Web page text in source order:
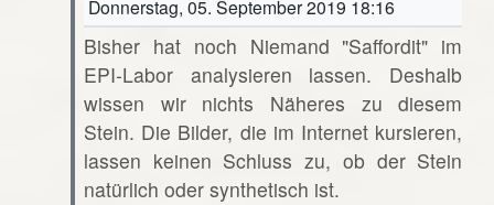
Donnerstag, 05. September 2019 18:16
Bisher hat noch Niemand "Saffordit" im
EPI-Labor analysieren lassen. Deshalb
wissen wir nichts Näheres zu diesem
Stein. Die Bilder, die im Internet kursieren,
lassen keinen Schluss zu, ob der Stein
natürlich oder synthetisch ist.